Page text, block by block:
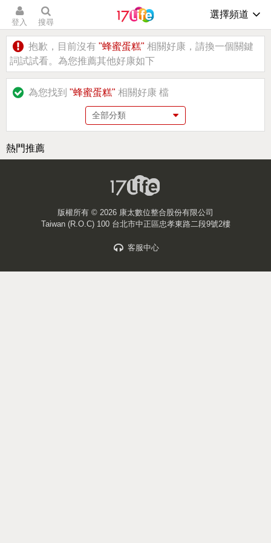
登入 搜尋
選擇頻道
抱歉，目前沒有 "蜂蜜蛋糕"相關好康，請換一個關鍵
詞試試看。為您推薦其他好康如下
為您找到 "蜂蜜蛋糕"相關好康檔
熱門推薦
版權所有 © 2026 康太數位整合股份有限公司
Taiwan (R.O.C) 100 台北市中正區忠孝東路二段9號2樓
客服中心